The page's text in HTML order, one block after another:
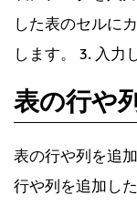
した表のセルに
します。 3. 入力
表の行や
表の行や列を追
行や列を追加し